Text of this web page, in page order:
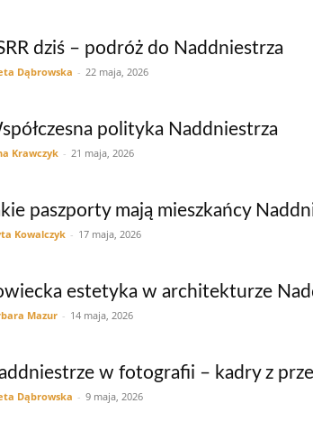
dziś – podróż do Naddniestrza
Dąbrowska - 22 maja, 2026
polityka Naddniestrza
Krawczyk - 21 maja, 2026
paszporty mają mieszkańcy
Kowalczyk - 17 maja, 2026
estetyka w architekturze
Mazur - 14 maja, 2026
w fotografii – kadry z
Dąbrowska - 9 maja, 2026